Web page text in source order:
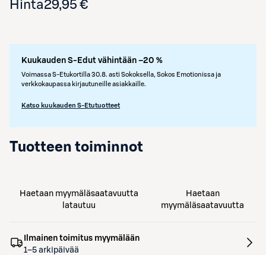
Hinta29,95 €
Kuukauden S-Edut vähintään –20 %
Voimassa S-Etukortilla 30.8. asti Sokoksella, Sokos Emotionissa ja
verkkokaupassa kirjautuneille asiakkaille.
Katso kuukauden S-Etutuotteet
Tuotteen toiminnot
Haetaan myymäläsaatavuutta
latautuu
Haetaan
myymäläsaatavuutta
Ilmainen toimitus myymälään
1–5 arkipäivää